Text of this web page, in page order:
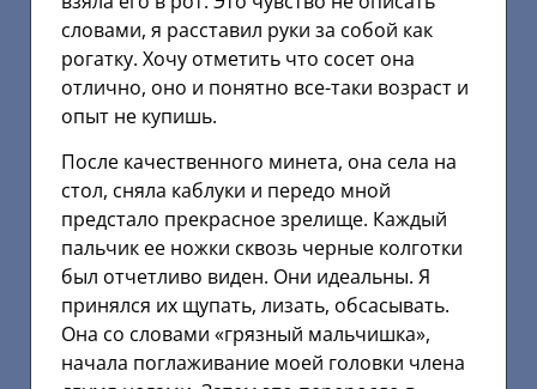
словами, я расставил руки за собой как
рогатку. Хочу отметить что сосет она
отлично, оно и понятно все-таки возраст и
опыт не купишь.
После качественного минета, она села на
стол, сняла каблуки и передо мной
предстало прекрасное зрелище. Каждый
пальчик ее ножки сквозь черные колготки
был отчетливо виден. Они идеальны. Я
принялся их щупать, лизать, обсасывать.
Она со словами «грязный мальчишка»,
начала поглаживание моей головки члена